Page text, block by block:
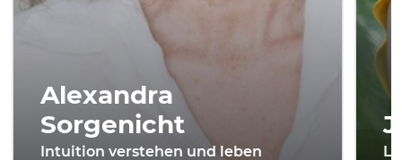
Alexandra
Sorgenicht
Intuition verstehen und leben